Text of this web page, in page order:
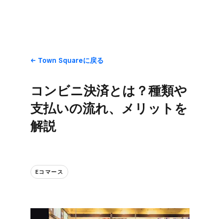
Town Squareに​戻る
コンビニ決済とは？​種類や​
支払いの​流れ、​メリットを​
解説
Eコマース